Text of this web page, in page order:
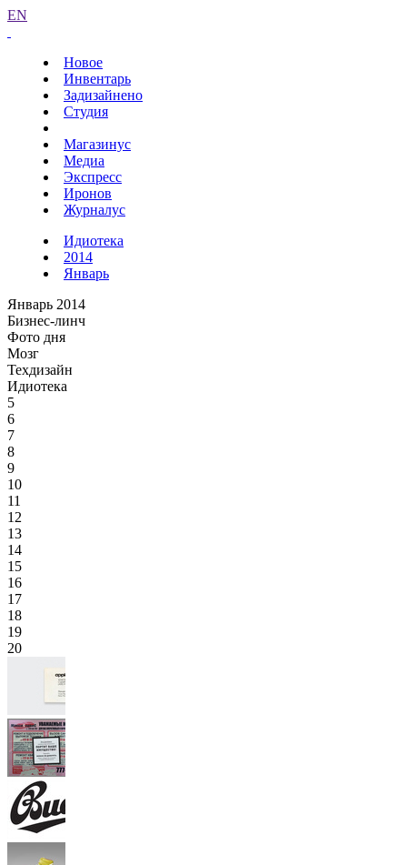
EN
Новое
Инвентарь
Задизайнено
Студия
Магазинус
Медиа
Экспресс
Иронов
Журналус
Идиотека
2014
Январь
Январь 2014
Бизнес-линч
Фото дня
Мозг
Техдизайн
Идиотека
5
6
7
8
9
10
11
12
13
14
15
16
17
18
19
20